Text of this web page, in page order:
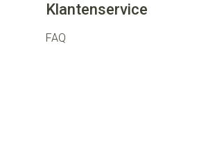
Klantenservice
FAQ